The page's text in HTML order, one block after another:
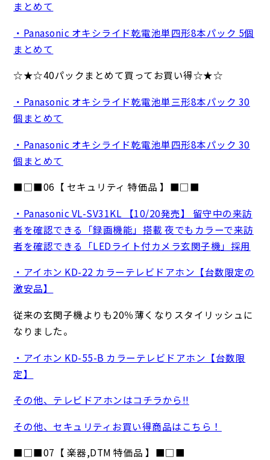
まとめて
・Panasonic オキシライド乾電池単四形8本パック 5個
まとめて
☆★☆40パックまとめて買ってお買い得☆★☆
・Panasonic オキシライド乾電池単三形8本パック 30
個まとめて
・Panasonic オキシライド乾電池単四形8本パック 30
個まとめて
■□■06【 セキュリティ 特価品 】■□■
・Panasonic VL-SV31KL 【10/20発売】 留守中の来訪
者を確認できる「録画機能」搭載 夜でもカラーで来訪
者を確認できる「LEDライト付カメラ玄関子機」採用
・アイホン KD-22 カラーテレビドアホン【台数限定の
激安品】
従来の玄関子機よりも20％薄くなりスタイリッシュに
なりました。
・アイホン KD-55-B カラーテレビドアホン【台数限
定】
その他、テレビドアホンはコチラから!!
その他、セキュリティお買い得商品はこちら！
■□■07【 楽器,DTM 特価品 】■□■